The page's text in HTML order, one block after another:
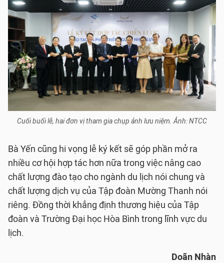
Cuối buổi lễ, hai đơn vị tham gia chụp ảnh lưu niệm. Ảnh: NTCC
Bà Yến cũng hi vọng lễ ký kết sẽ góp phần mở ra
nhiều cơ hội hợp tác hơn nữa trong việc nâng cao
chất lượng đào tạo cho ngành du lịch nói chung và
chất lượng dịch vụ của Tập đoàn Mường Thanh nói
riêng. Đồng thời khẳng định thương hiệu của Tập
đoàn và Trường Đại học Hòa Bình trong lĩnh vực du
lịch.
Doãn Nhàn